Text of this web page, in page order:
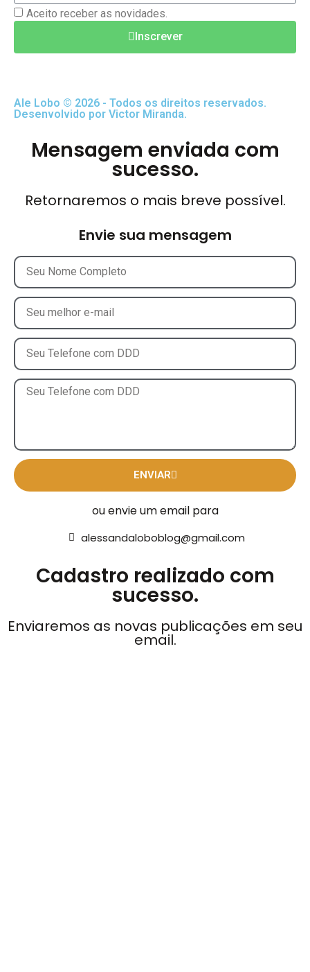
Aceito receber as novidades.
Inscrever
Ale Lobo © 2026 - Todos os direitos reservados.
Desenvolvido por Victor Miranda.
Mensagem enviada com
sucesso.
Retornaremos o mais breve possível.
Envie sua mensagem
ENVIAR
ou envie um email para
alessandaloboblog@gmail.com
Cadastro realizado com
sucesso.
Enviaremos as novas publicações em seu
email.